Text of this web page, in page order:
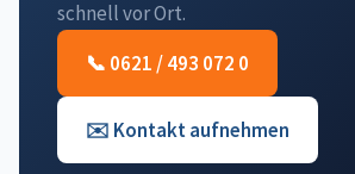
schnell vor Ort.
📞 0621 / 493 072 0
✉️ Kontakt aufnehmen